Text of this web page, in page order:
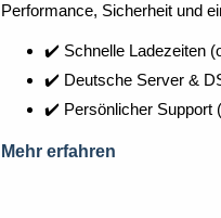
Performance, Sicherheit und
✔️ Schnelle Ladezeiten
✔️ Deutsche Server &
✔️ Persönlicher Support
Mehr erfahren